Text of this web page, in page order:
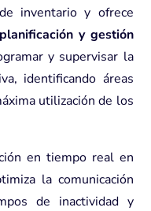
inventario y ofrece
planificación y gestión
y supervisar la
identificando áreas
utilización de los
en tiempo real en
la comunicación
de inactividad y